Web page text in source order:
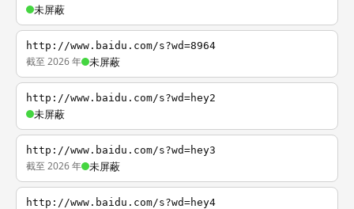
未屏蔽
http://www.baidu.com/s?wd=8964
截至 2026 年 未屏蔽
http://www.baidu.com/s?wd=hey2
未屏蔽
http://www.baidu.com/s?wd=hey3
截至 2026 年 未屏蔽
http://www.baidu.com/s?wd=hey4